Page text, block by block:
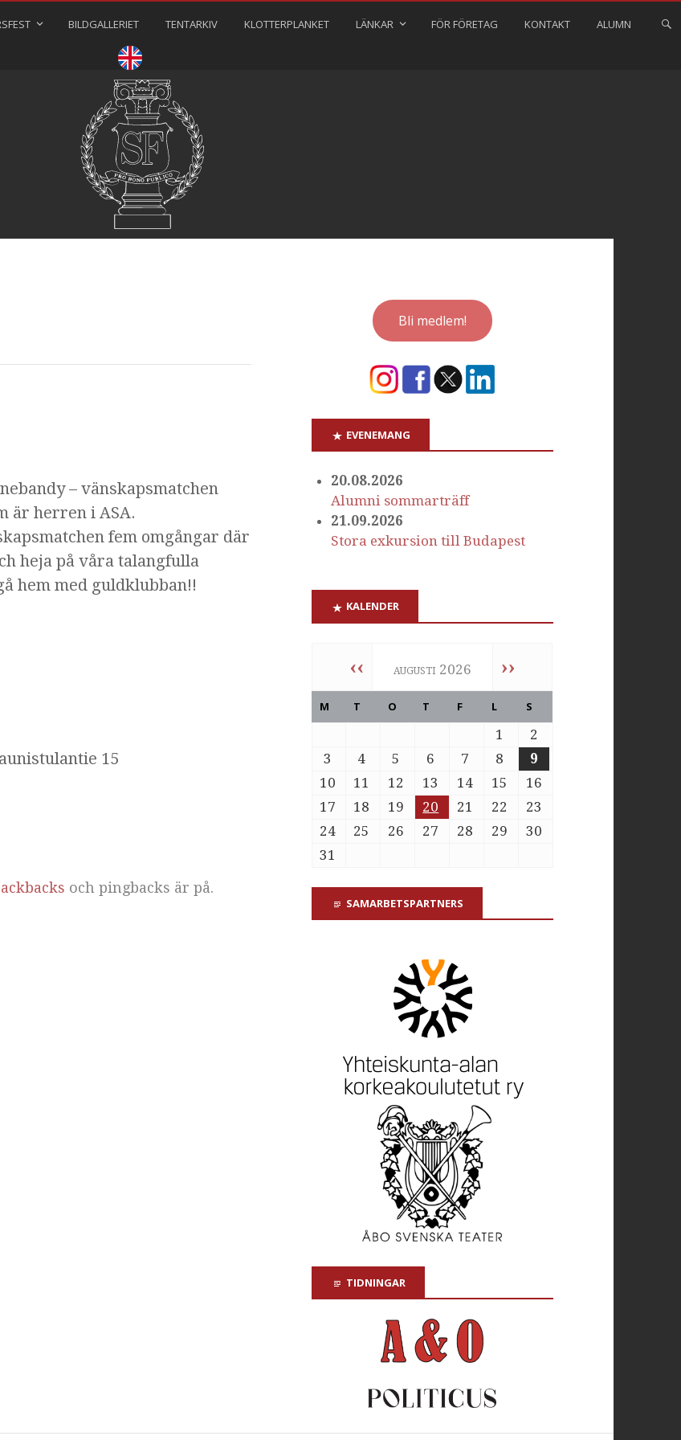
BILDGALLERIET TENTARKIV KLOTTERPLANKET LÄNKAR FÖR FÖRETAG KONTAKT ALUMN
⠀⠀⠀
– vänskapsmatchen
är herren i ASA.
fem omgångar där
heja på våra talangfulla
hem med guldklubban!!
15
och pingbacks är på.
Bli medlem!
EVENEMANG
20.08.2026
Alumni sommarträff
21.09.2026
Stora exkursion till Budapest
KALENDER
‹‹ augusti 2026 ››
M T O T F L S
1
2
3
4 5 6 7 8
9
10
11 12 13 14 15
16
17
18 19 20 21 22
23
24
25 26 27 28 29
30
31
SAMARBETSPARTNERS
TIDNINGAR